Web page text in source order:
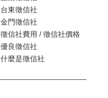
台東徵信社
金門徵信社
徵信社費用 / 徵信社價格
優良徵信社
什麼是徵信社